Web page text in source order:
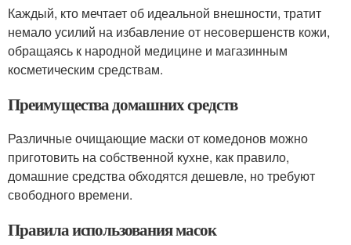
Каждый, кто мечтает об идеальной внешности, тратит
немало усилий на избавление от несовершенств кожи,
обращаясь к народной медицине и магазинным
косметическим средствам.
Преимущества домашних средств
Различные очищающие маски от комедонов можно
приготовить на собственной кухне, как правило,
домашние средства обходятся дешевле, но требуют
свободного времени.
Правила использования масок